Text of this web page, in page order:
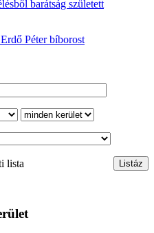
barátság született
Péter bíborost
lista